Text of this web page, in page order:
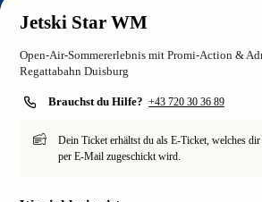
Jetski Star WM
Open-Air-Sommererlebnis mit Promi-Action &
Regattabahn Duisburg
Brauchst du Hilfe? +43 720 30 36 89
Dein Ticket erhältst du als E-Ticket, welches
per E-Mail zugeschickt wird.